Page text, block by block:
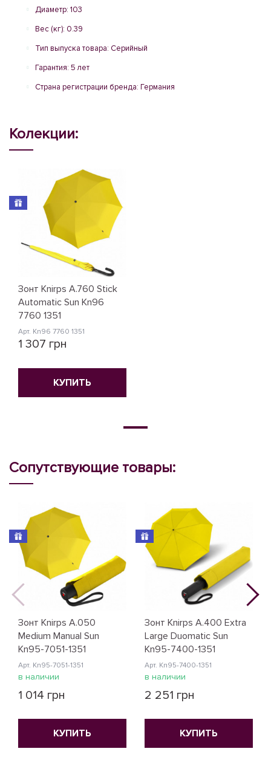
Диаметр: 103
Вес (кг): 0.39
Тип выпуска товара: Серийный
Гарантия: 5 лет
Страна регистрации бренда: Германия
Колекции:
Зонт Knirps A.760 Stick
Automatic Sun Kn96
7760 1351
Арт. Kn96 7760 1351
1 307 грн
КУПИТЬ
Сопутствующие товары:
Зонт Knirps A.050
Medium Manual Sun
Kn95-7051-1351
Арт. Kn95-7051-1351
в наличии
1 014 грн
КУПИТЬ
Зонт Knirps A.400 Extra
Large Duomatic Sun
Kn95-7400-1351
Арт. Kn95-7400-1351
в наличии
2 251 грн
КУПИТЬ